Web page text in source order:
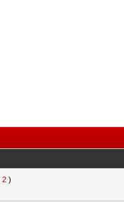
2 )
ocena: 0 na 5 gwiazdek